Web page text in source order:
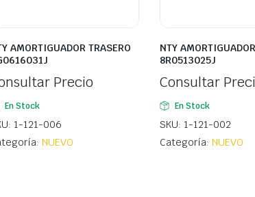
AMORTIGUADOR TRASERO
Precio
En Stock
1-121-006
NUEVO
NTY
8R0513025J
Consultar
En Stock
SKU: 1-121-002
Categoría: NUEVO